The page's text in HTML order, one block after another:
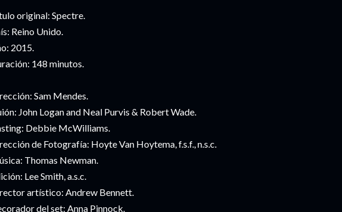
original: Spectre.
Reino Unido.
2015.
148 minutos.
Sam Mendes.
John Logan and Neal Purvis & Robert Wade.
Debbie McWilliams.
de Fotografía: Hoyte Van Hoytema, f.s.f., n.s.c.
Thomas Newman.
Lee Smith, a.s.c.
artístico: Andrew Bennett.
del set: Anna Pinnock.